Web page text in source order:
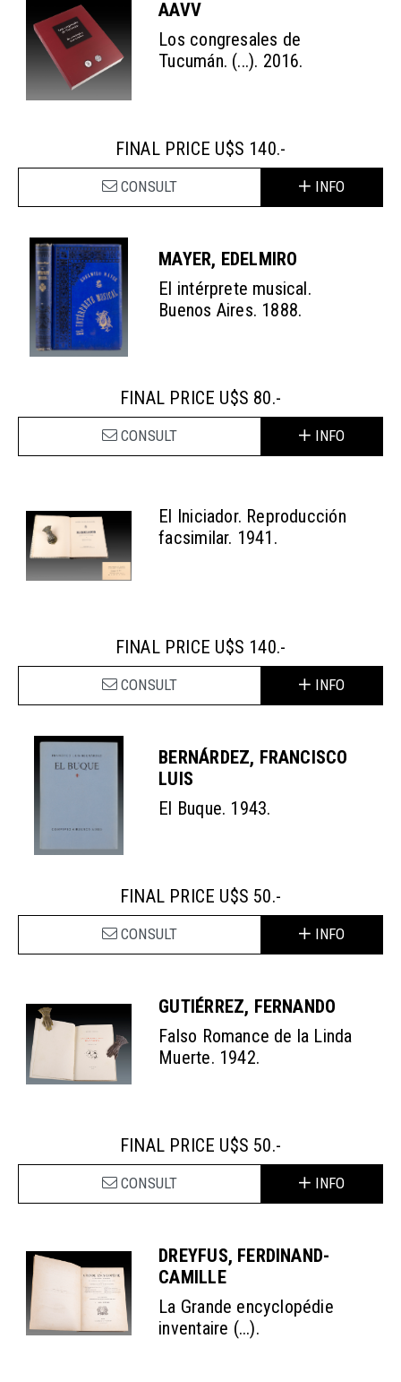
AAVV
Los congresales de
Tucumán. (...). 2016.
FINAL PRICE U$S 140.-
CONSULT INFO
MAYER, EDELMIRO
El intérprete musical.
Buenos Aires. 1888.
FINAL PRICE U$S 80.-
CONSULT INFO
El Iniciador. Reproducción
facsimilar. 1941.
FINAL PRICE U$S 140.-
CONSULT INFO
BERNÁRDEZ, FRANCISCO
LUIS
El Buque. 1943.
FINAL PRICE U$S 50.-
CONSULT INFO
GUTIÉRREZ, FERNANDO
Falso Romance de la Linda
Muerte. 1942.
FINAL PRICE U$S 50.-
CONSULT INFO
DREYFUS, FERDINAND-
CAMILLE
La Grande encyclopédie
inventaire (...).